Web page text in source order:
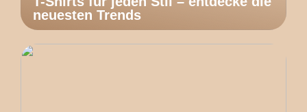
neuesten Trends